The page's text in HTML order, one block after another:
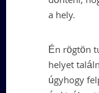
a hely.
Én rögtön
helyet
úgyhogy